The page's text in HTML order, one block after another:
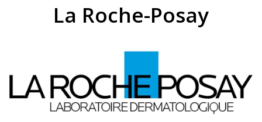
La Roche-Posay